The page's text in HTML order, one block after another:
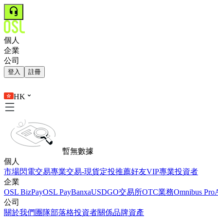
個人
企業
公司
登入 註冊
HK
暫無數據
個人
市場閃電交易專業交易-現貨定投推薦好友VIP專業投資者
企業
OSL BizPayOSL PayBanxaUSDGO交易所OTC業務Omnibus Pro
公司
關於我們 團隊部落格投資者關係品牌資產